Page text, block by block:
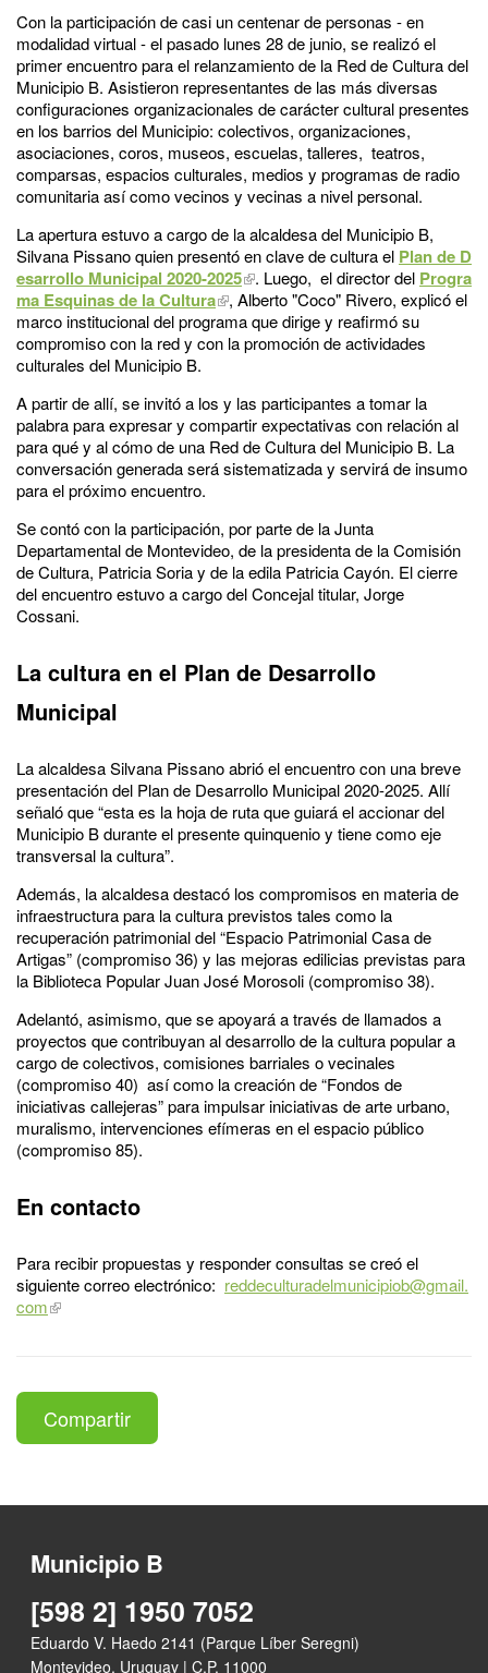
Con la participación de casi un centenar de personas - en
modalidad virtual - el pasado lunes 28 de junio, se realizó el
primer encuentro para el relanzamiento de la Red de Cultura del
Municipio B. Asistieron representantes de las más diversas
configuraciones organizacionales de carácter cultural presentes
en los barrios del Municipio: colectivos, organizaciones,
asociaciones, coros, museos, escuelas, talleres, teatros,
comparsas, espacios culturales, medios y programas de radio
comunitaria así como vecinos y vecinas a nivel personal.
La apertura estuvo a cargo de la alcaldesa del Municipio B,
Silvana Pissano quien presentó en clave de cultura el Plan de D
esarrollo Municipal 2020-2025
. Luego, el director del Progra
ma Esquinas de la Cultura
, Alberto "Coco" Rivero, explicó el
marco institucional del programa que dirige y reafirmó su
compromiso con la red y con la promoción de actividades
culturales del Municipio B.
A partir de allí, se invitó a los y las participantes a tomar la
palabra para expresar y compartir expectativas con relación al
para qué y al cómo de una Red de Cultura del Municipio B. La
conversación generada será sistematizada y servirá de insumo
para el próximo encuentro.
Se contó con la participación, por parte de la Junta
Departamental de Montevideo, de la presidenta de la Comisión
de Cultura, Patricia Soria y de la edila Patricia Cayón. El cierre
del encuentro estuvo a cargo del Concejal titular, Jorge
Cossani.
La cultura en el Plan de Desarrollo
Municipal
La alcaldesa Silvana Pissano abrió el encuentro con una breve
presentación del Plan de Desarrollo Municipal 2020-2025. Allí
señaló que “esta es la hoja de ruta que guiará el accionar del
Municipio B durante el presente quinquenio y tiene como eje
transversal la cultura”.
Además, la alcaldesa destacó los compromisos en materia de
infraestructura para la cultura previstos tales como la
recuperación patrimonial del “Espacio Patrimonial Casa de
Artigas” (compromiso 36) y las mejoras edilicias previstas para
la Biblioteca Popular Juan José Morosoli (compromiso 38).
Adelantó, asimismo, que se apoyará a través de llamados a
proyectos que contribuyan al desarrollo de la cultura popular a
cargo de colectivos, comisiones barriales o vecinales
(compromiso 40) así como la creación de “Fondos de
iniciativas callejeras” para impulsar iniciativas de arte urbano,
muralismo, intervenciones efímeras en el espacio público
(compromiso 85).
En contacto
Para recibir propuestas y responder consultas se creó el
siguiente correo electrónico: reddeculturadelmunicipiob@gmail.
com
Compartir
Municipio B
[598 2] 1950 7052
Eduardo V. Haedo 2141 (Parque Líber Seregni)
Montevideo, Uruguay | C.P. 11000